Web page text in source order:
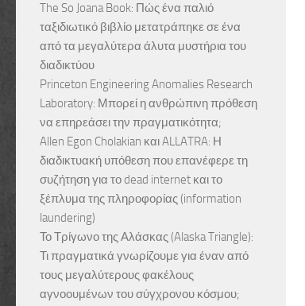
The So Joana Book: Πώς ένα παλιό
ταξιδιωτικό βιβλίο μετατράπηκε σε ένα
από τα μεγαλύτερα άλυτα μυστήρια του
διαδικτύου
Princeton Engineering Anomalies Research
Laboratory: Μπορεί η ανθρώπινη πρόθεση
να επηρεάσει την πραγματικότητα;
Allen Egon Cholakian και ALLATRA: Η
διαδικτυακή υπόθεση που επανέφερε τη
συζήτηση για το dead internet και το
ξέπλυμα της πληροφορίας (information
laundering)
Το Τρίγωνο της Αλάσκας (Alaska Triangle):
Τι πραγματικά γνωρίζουμε για έναν από
τους μεγαλύτερους φακέλους
αγνοουμένων του σύγχρονου κόσμου;